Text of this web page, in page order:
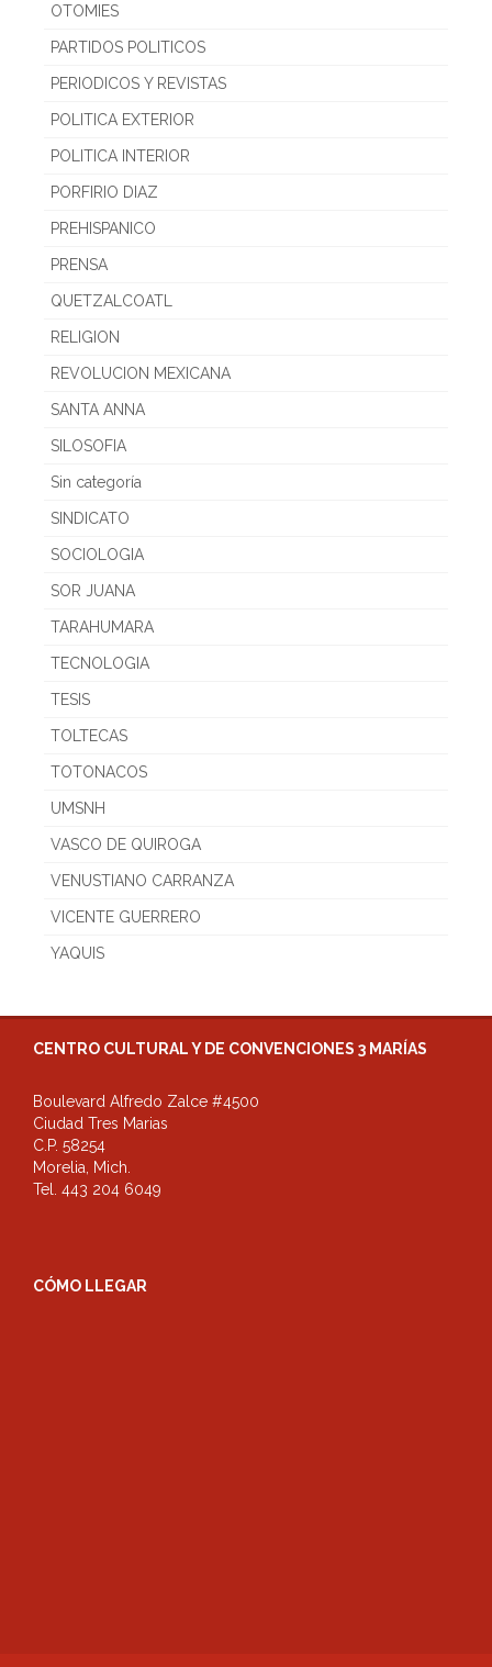
OTOMIES
PARTIDOS POLITICOS
PERIODICOS Y REVISTAS
POLITICA EXTERIOR
POLITICA INTERIOR
PORFIRIO DIAZ
PREHISPANICO
PRENSA
QUETZALCOATL
RELIGION
REVOLUCION MEXICANA
SANTA ANNA
SILOSOFIA
Sin categoría
SINDICATO
SOCIOLOGIA
SOR JUANA
TARAHUMARA
TECNOLOGIA
TESIS
TOLTECAS
TOTONACOS
UMSNH
VASCO DE QUIROGA
VENUSTIANO CARRANZA
VICENTE GUERRERO
YAQUIS
CENTRO CULTURAL Y DE CONVENCIONES 3 MARÍAS
Boulevard Alfredo Zalce #4500
Ciudad Tres Marias
C.P. 58254
Morelia, Mich.
Tel. 443 204 6049
CÓMO LLEGAR